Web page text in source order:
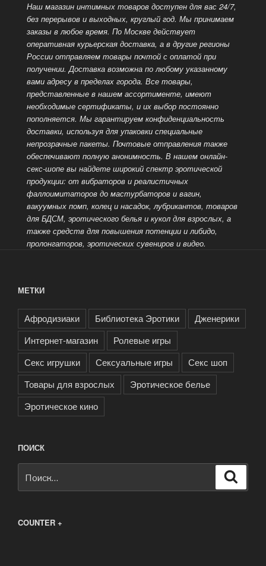
Наш магазин интимных товаров доступен для вас 24/7,
без перерывов и выходных, круглый год. Мы принимаем
заказы в любое время. По Москве действует
оперативная курьерская доставка, а в другие регионы
России отправляем товары почтой с оплатой при
получении. Доставка возможна по любому указанному
вами адресу в пределах города. Все товары,
представленные в нашем ассортименте, имеют
необходимые сертификаты, и их выбор постоянно
пополняется. Мы гарантируем конфиденциальность
доставки, используя для упаковки специальные
непрозрачные пакеты. Почтовые отправления также
обеспечивают полную анонимность. В нашем онлайн-
секс-шопе вы найдете широкий спектр эротической
продукции: от вибраторов и реалистичных
фаллоимитаторов до мастурбаторов и вагин,
вакуумных помп, колец и насадок, лубрикантов, товаров
для БДСМ, эротического белья и кукол для взрослых, а
также средств для повышения потенции и либидо,
пролонгаторов, эротических сувениров и видео.
МЕТКИ
Афродизиаки Библиотека Эротики
Дженерики
Интернет-магазин
Ролевые игры
Секс игрушки
Сексуальные игры
Секс шоп
Товары для взрослых
Эротическое белье
Эротическое кино
ПОИСК
COUNTER +